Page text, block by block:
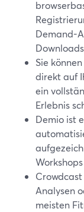
Demand-
Sie
direkt auf
ein
Erlebnis
Demio ist
Analysen
meisten